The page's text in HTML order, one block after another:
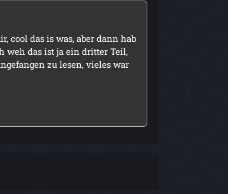
cool das is was, aber dann hab
weh das ist ja ein dritter Teil,
zu lesen, vieles war